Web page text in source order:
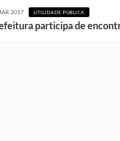
2017 UTILIDADE PÚBLICA
participa de